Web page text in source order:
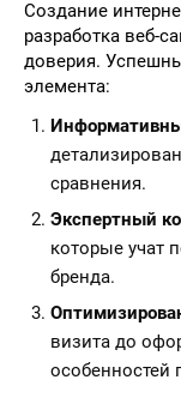
Создание
разработка веб-
доверия.
элемента:
сравнения.
Экспертный
которые учат
бренда.
визита до
особенностей